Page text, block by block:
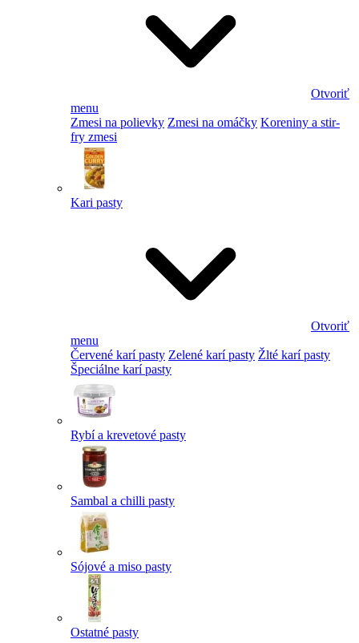
Otvoriť
menu
Zmesi na polievky Zmesi na omáčky Koreniny a stir-
fry zmesi
Kari pasty
Otvoriť
menu
Červené karí pasty Zelené karí pasty Žlté karí pasty
Špeciálne karí pasty
Rybí a krevetové pasty
Sambal a chilli pasty
Sójové a miso pasty
Ostatné pasty